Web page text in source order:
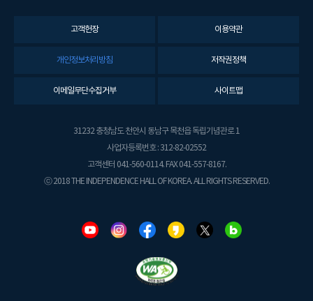
고객헌장 이용약관
개인정보처리방침 저작권정책
이메일무단수집거부 사이트맵
31232 충청남도 천안시 동남구 목천읍 독립기념관로 1
사업자등록번호 : 312-82-02552
고객센터 041-560-0114. FAX 041-557-8167.
ⓒ 2018 THE INDEPENDENCE HALL OF KOREA. ALL RIGHTS RESERVED.